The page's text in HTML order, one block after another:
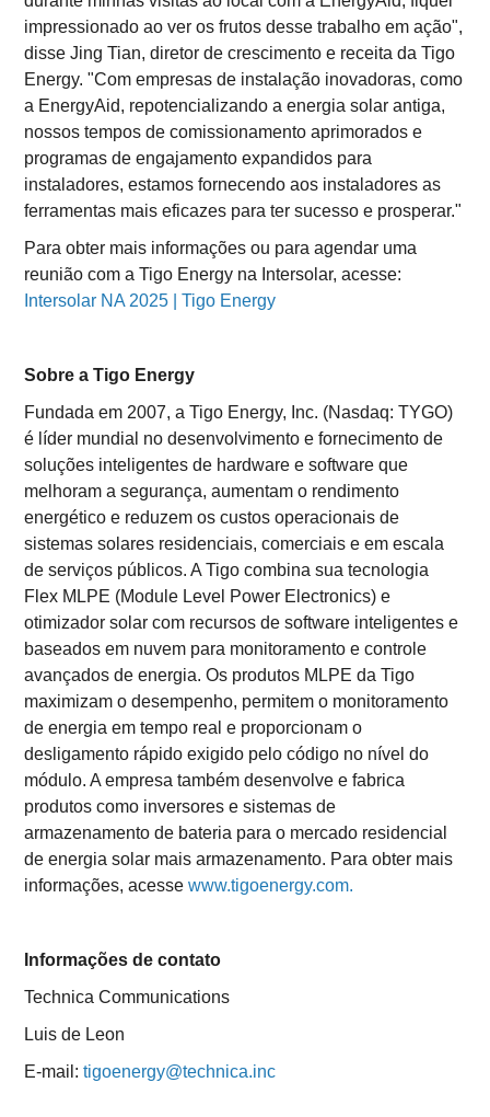
impressionado ao ver os frutos desse trabalho em ação",
disse Jing Tian, diretor de crescimento e receita da Tigo
Energy. "Com empresas de instalação inovadoras, como
a EnergyAid, repotencializando a energia solar antiga,
nossos tempos de comissionamento aprimorados e
programas de engajamento expandidos para
instaladores, estamos fornecendo aos instaladores as
ferramentas mais eficazes para ter sucesso e prosperar."
Para obter mais informações ou para agendar uma
reunião com a Tigo Energy na Intersolar, acesse:
Intersolar NA 2025 | Tigo Energy
Sobre a Tigo Energy
Fundada em 2007, a Tigo Energy, Inc. (Nasdaq: TYGO)
é líder mundial no desenvolvimento e fornecimento de
soluções inteligentes de hardware e software que
melhoram a segurança, aumentam o rendimento
energético e reduzem os custos operacionais de
sistemas solares residenciais, comerciais e em escala
de serviços públicos. A Tigo combina sua tecnologia
Flex MLPE (Module Level Power Electronics) e
otimizador solar com recursos de software inteligentes e
baseados em nuvem para monitoramento e controle
avançados de energia. Os produtos MLPE da Tigo
maximizam o desempenho, permitem o monitoramento
de energia em tempo real e proporcionam o
desligamento rápido exigido pelo código no nível do
módulo. A empresa também desenvolve e fabrica
produtos como inversores e sistemas de
armazenamento de bateria para o mercado residencial
de energia solar mais armazenamento. Para obter mais
informações, acessewww.tigoenergy.com.
Informações de contato
Technica Communications
Luis de Leon
E-mail:tigoenergy@technica.inc